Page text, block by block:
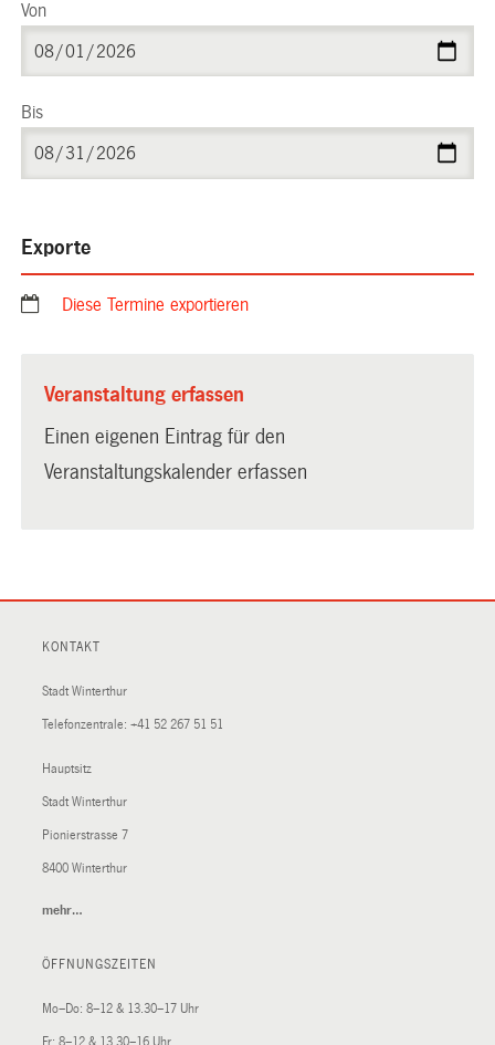
Von
Bis
Exporte
Diese Termine exportieren
Veranstaltung erfassen
Einen eigenen Eintrag für den
Veranstaltungskalender erfassen
KONTAKT
Stadt Winterthur
Telefonzentrale: +41 52 267 51 51
Hauptsitz
Stadt Winterthur
Pionierstrasse 7
8400 Winterthur
mehr…
ÖFFNUNGSZEITEN
Mo–Do: 8–12 & 13.30–17 Uhr